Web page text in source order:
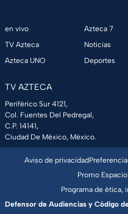
en vivo
TV Azteca
Azteca UNO
Azteca 7
Noticias
Deportes
TV AZTECA
Periférico Sur 4121,
Col. Fuentes Del Pedregal,
C.P. 14141,
Ciudad De México, México.
Aviso de privacidad
Promo Espacio
Programa de ética,
Defensor de Audiencias y Código